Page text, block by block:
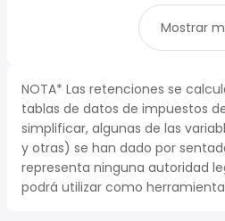
Mostrar
NOTA* Las retenciones se
tablas de datos de impuestos
simplificar, algunas de las
y otras) se han dado por
representa ninguna autoridad
podrá utilizar como